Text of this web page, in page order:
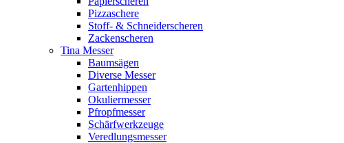
Pizzaschere
Stoff- & Schneiderscheren
Zackenscheren
Tina Messer
Baumsägen
Diverse Messer
Gartenhippen
Okuliermesser
Pfropfmesser
Schärfwerkzeuge
Veredlungsmesser